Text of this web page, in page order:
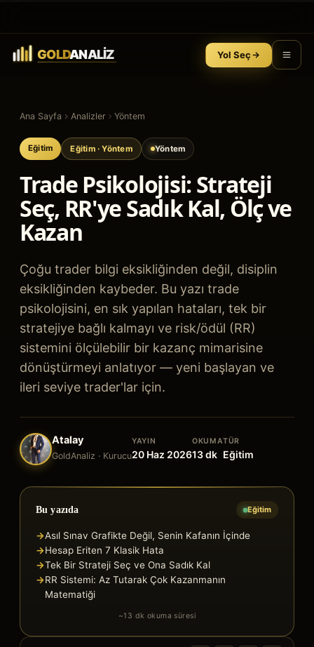
Yol Seç
Ana Sayfa Analizler Yöntem
Eğitim Eğitim· Yöntem Yöntem
Trade Psikolojisi: Strateji
Seç, RR'ye Sadık Kal, Ölç ve
Kazan
Çoğu trader bilgi eksikliğinden değil, disiplin
eksikliğinden kaybeder. Bu yazı trade
psikolojisini, en sık yapılan hataları, tek bir
stratejiye bağlı kalmayı ve risk/ödül (RR)
sistemini ölçülebilir bir kazanç mimarisine
dönüştürmeyi anlatıyor — yeni başlayan ve
ileri seviye trader'lar için.
Atalay
GoldAnaliz · Kurucu
YAYIN
20 Haz 2026
OKUMA
13dk
TÜR
Eğitim
Bu yazıda Eğitim
→Asıl Sınav Grafikte Değil, Senin Kafanın İçinde
→Hesap Eriten 7 Klasik Hata
→Tek Bir Strateji Seç ve Ona Sadık Kal
→RR Sistemi: Az Tutarak Çok Kazanmanın
Matematiği
~13 dk okuma süresi